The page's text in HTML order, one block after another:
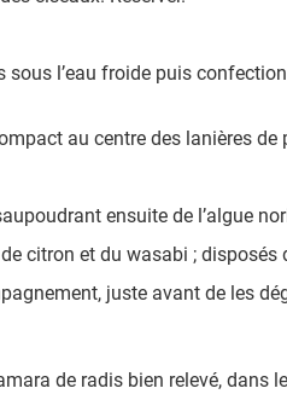
l’eau froide puis
au centre des lanières
ensuite de l’algue
citron et du wasabi ; disposés
juste avant de les
de radis bien relevé,